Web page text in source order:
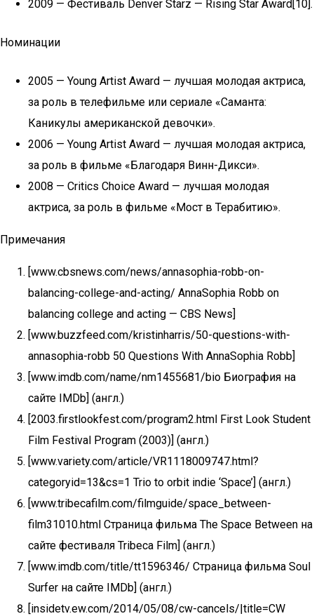
2009 — Фестиваль Denver Starz — Rising Star Award[10].
Номинации
2005 — Young Artist Award — лучшая молодая актриса,
за роль в телефильме или сериале «Саманта:
Каникулы американской девочки».
2006 — Young Artist Award — лучшая молодая актриса,
за роль в фильме «Благодаря Винн-Дикси».
2008 — Critics Choice Award — лучшая молодая
актриса, за роль в фильме «Мост в Терабитию».
Примечания
[www.cbsnews.com/news/annasophia-robb-on-
balancing-college-and-acting/ AnnaSophia Robb on
balancing college and acting — CBS News]
[www.buzzfeed.com/kristinharris/50-questions-with-
annasophia-robb 50 Questions With AnnaSophia Robb]
[www.imdb.com/name/nm1455681/bio Биография на
сайте IMDb] (англ.)
[2003.firstlookfest.com/program2.html First Look Student
Film Festival Program (2003)] (англ.)
[www.variety.com/article/VR1118009747.html?
categoryid=13&cs=1 Trio to orbit indie ‘Space’] (англ.)
[www.tribecafilm.com/filmguide/space_between-
film31010.html Страница фильма The Space Between на
сайте фестиваля Tribeca Film] (англ.)
[www.imdb.com/title/tt1596346/ Страница фильма Soul
Surfer на сайте IMDb] (англ.)
[insidetv.ew.com/2014/05/08/cw-cancels/|title=CW